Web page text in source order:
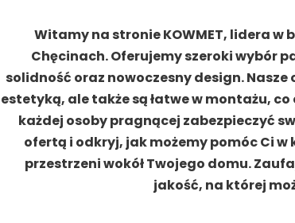
Witamy na stronie KOWMET, lidera w
Chęcinach. Oferujemy szeroki wybór
solidność oraz nowoczesny design.
estetyką, ale także są łatwe w montażu,
każdej osoby pragnącej zabezpieczyć
ofertą i odkryj, jak możemy pomóc Ci
przestrzeni wokół Twojego domu.
jakość, na której